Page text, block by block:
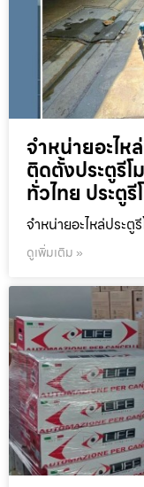
จำหน่ายอะไห
ติดตั้งประตูรี
ทั่วไทย ประตู
จำหน่ายอะไหล่ประ
ดูเพิ่มเติม »